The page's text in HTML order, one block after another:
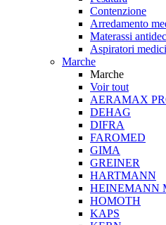
Contenzione
Arredamento
Materassi
Aspiratori medici
Marche
Marche
Voir tout
AERAMAX
DEHAG
DIFRA
FAROMED
GIMA
GREINER
HARTMANN
HEINEMANN
HOMOTH
KAPS